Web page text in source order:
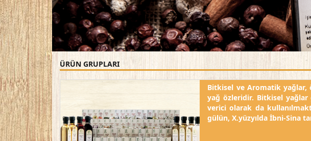
ÜRÜN GRUPLARI
Bitkisel ve Aromatik
yağ özleridir. Bitkisel yağlar
verici olarak da
gülün, X.yüzyılda İbni-Sina